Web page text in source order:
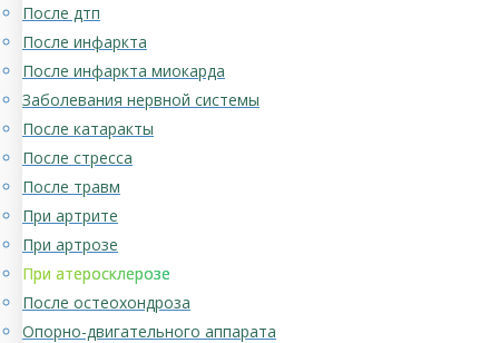
После дтп
После инфаркта
После инфаркта миокарда
Заболевания нервной системы
После катаракты
После стресса
После травм
При артрите
При артрозе
При атеросклерозе
После остеохондроза
Опорно-двигательного аппарата